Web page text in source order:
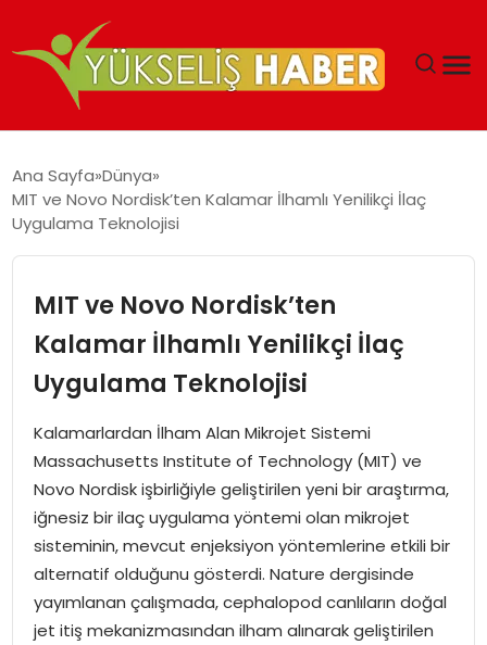
MALIYETLERINI AZALTIYOR’
Ana Sayfa Dünya
MIT ve Novo Nordisk’ten Kalamar İlhamlı Yenilikçi İlaç
Uygulama Teknolojisi
MIT ve Novo Nordisk’ten
Kalamar İlhamlı Yenilikçi İlaç
Uygulama Teknolojisi
Kalamarlardan İlham Alan Mikrojet Sistemi
Massachusetts Institute of Technology (MIT) ve
Novo Nordisk işbirliğiyle geliştirilen yeni bir araştırma,
iğnesiz bir ilaç uygulama yöntemi olan mikrojet
sisteminin, mevcut enjeksiyon yöntemlerine etkili bir
alternatif olduğunu gösterdi. Nature dergisinde
yayımlanan çalışmada, cephalopod canlıların doğal
jet itiş mekanizmasından ilham alınarak geliştirilen